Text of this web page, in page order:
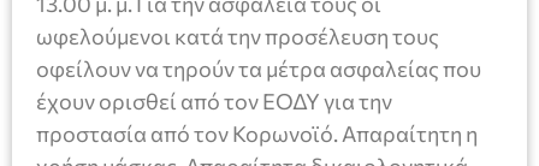
ωφελούμενοι κατά την προσέλευση τους
οφείλουν να τηρούν τα μέτρα ασφαλείας που
έχουν ορισθεί από τον ΕΟΔΥ για την
προστασία από τον Κορωνοϊό. Απαραίτητη η